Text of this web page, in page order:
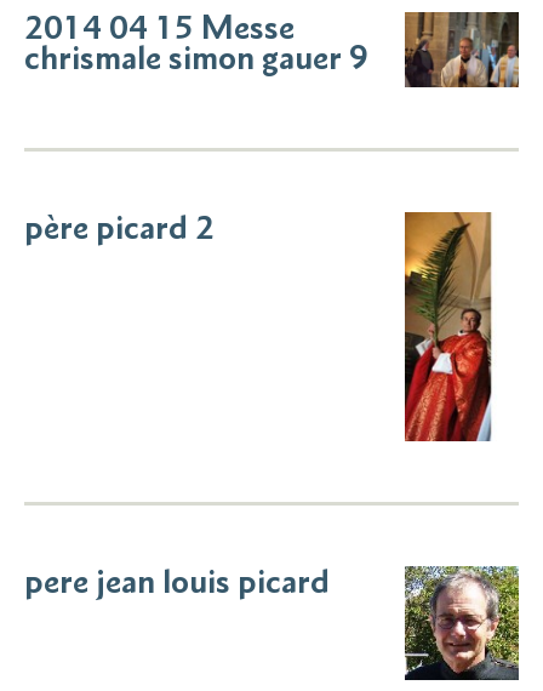
2014 04 15 Messe
chrismale simon gauer 9
père picard 2
pere jean louis picard